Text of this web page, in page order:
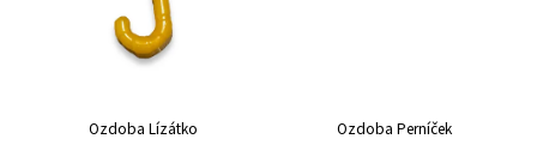
Ozdoba Lízátko Ozdoba Perníček